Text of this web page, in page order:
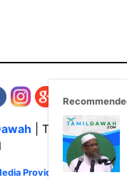
| The Media
Provider of video &